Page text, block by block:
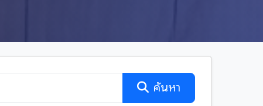
ค้นหา